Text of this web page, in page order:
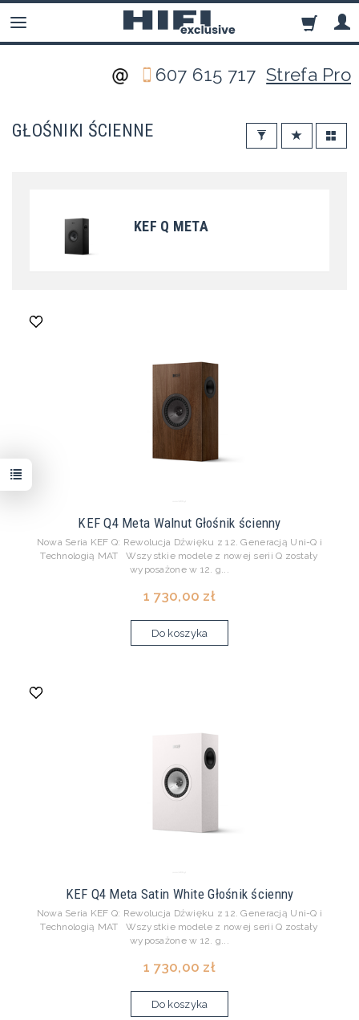
607 615 717Strefa Pro
GŁOŚNIKI ŚCIENNE
KEF Q META
KEF Q4 Meta Walnut Głośnik ścienny
Nowa Seria KEF Q: Rewolucja Dźwięku z 12. Generacją Uni-Q i
Technologią MAT Wszystkie modele z nowej serii Q zostały
wyposażone w 12. g...
1 730,00 zł
Do koszyka
KEF Q4 Meta Satin White Głośnik ścienny
Nowa Seria KEF Q: Rewolucja Dźwięku z 12. Generacją Uni-Q i
Technologią MAT Wszystkie modele z nowej serii Q zostały
wyposażone w 12. g...
1 730,00 zł
Do koszyka